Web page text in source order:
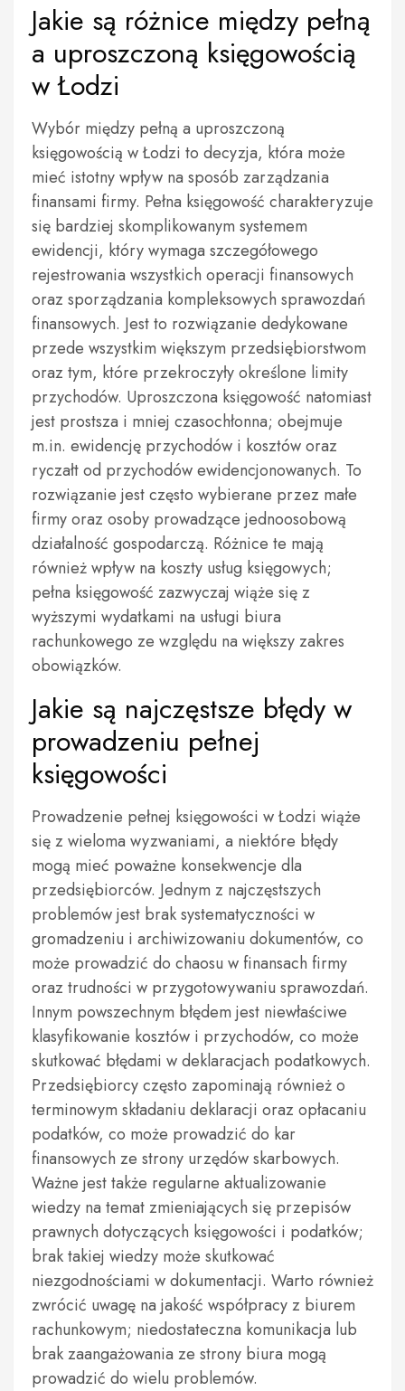
Jakie są różnice między pełną
a uproszczoną księgowością
w Łodzi
Wybór między pełną a uproszczoną
księgowością w Łodzi to decyzja, która może
mieć istotny wpływ na sposób zarządzania
finansami firmy. Pełna księgowość charakteryzuje
się bardziej skomplikowanym systemem
ewidencji, który wymaga szczegółowego
rejestrowania wszystkich operacji finansowych
oraz sporządzania kompleksowych sprawozdań
finansowych. Jest to rozwiązanie dedykowane
przede wszystkim większym przedsiębiorstwom
oraz tym, które przekroczyły określone limity
przychodów. Uproszczona księgowość natomiast
jest prostsza i mniej czasochłonna; obejmuje
m.in. ewidencję przychodów i kosztów oraz
ryczałt od przychodów ewidencjonowanych. To
rozwiązanie jest często wybierane przez małe
firmy oraz osoby prowadzące jednoosobową
działalność gospodarczą. Różnice te mają
również wpływ na koszty usług księgowych;
pełna księgowość zazwyczaj wiąże się z
wyższymi wydatkami na usługi biura
rachunkowego ze względu na większy zakres
obowiązków.
Jakie są najczęstsze błędy w
prowadzeniu pełnej
księgowości
Prowadzenie pełnej księgowości w Łodzi wiąże
się z wieloma wyzwaniami, a niektóre błędy
mogą mieć poważne konsekwencje dla
przedsiębiorców. Jednym z najczęstszych
problemów jest brak systematyczności w
gromadzeniu i archiwizowaniu dokumentów, co
może prowadzić do chaosu w finansach firmy
oraz trudności w przygotowywaniu sprawozdań.
Innym powszechnym błędem jest niewłaściwe
klasyfikowanie kosztów i przychodów, co może
skutkować błędami w deklaracjach podatkowych.
Przedsiębiorcy często zapominają również o
terminowym składaniu deklaracji oraz opłacaniu
podatków, co może prowadzić do kar
finansowych ze strony urzędów skarbowych.
Ważne jest także regularne aktualizowanie
wiedzy na temat zmieniających się przepisów
prawnych dotyczących księgowości i podatków;
brak takiej wiedzy może skutkować
niezgodnościami w dokumentacji. Warto również
zwrócić uwagę na jakość współpracy z biurem
rachunkowym; niedostateczna komunikacja lub
brak zaangażowania ze strony biura mogą
prowadzić do wielu problemów.